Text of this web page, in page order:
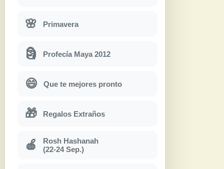
🌸 Primavera
🗿 Profecía Maya 2012
😄 Que te mejores pronto
🎁 Regalos Extraños
🍎
Rosh Hashanah
(22-24 Sep.)